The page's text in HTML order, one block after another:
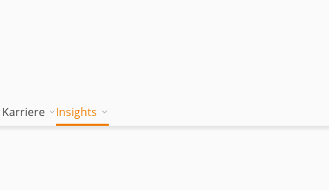
works
Karriere
Unsere Wissenskultur
Insights
Blog